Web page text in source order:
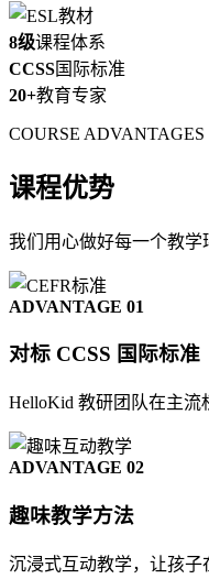
8级课程体系
CCSS国际标准
20+教育专家
COURSE ADVANTAGES
课程优势
我们用心做好每一个教学
ADVANTAGE 01
对标 CCSS 国际标准
HelloKid 教研团队在主流
ADVANTAGE 02
趣味教学方法
沉浸式互动教学，让孩子